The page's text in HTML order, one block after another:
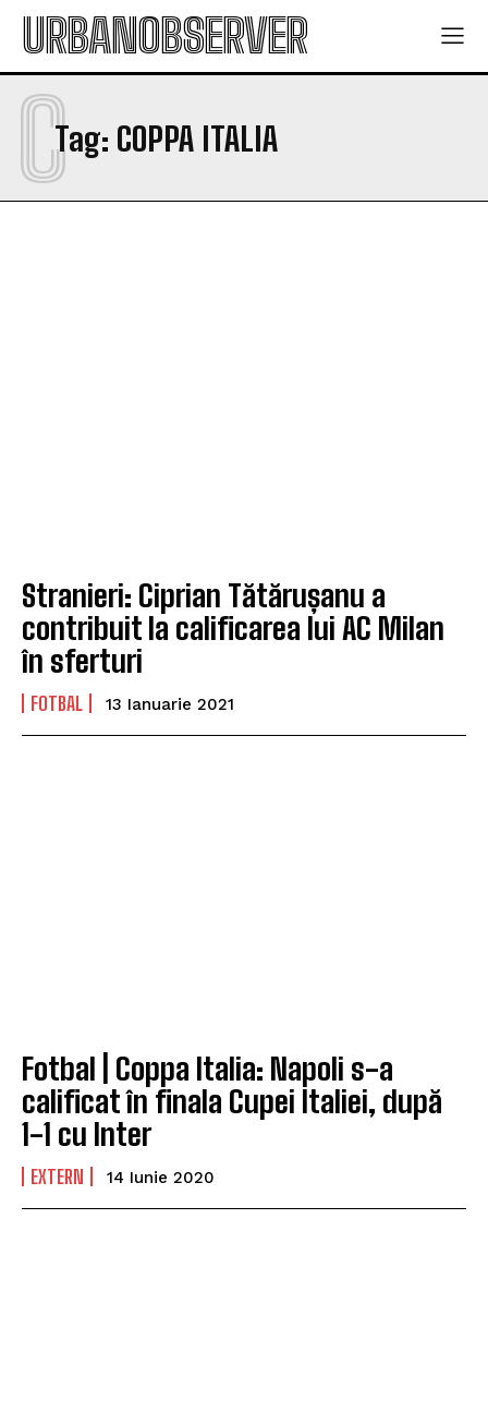
URBANOBSERVER
Tag: COPPA ITALIA
C
Stranieri: Ciprian Tătărușanu a
contribuit la calificarea lui AC Milan
în sferturi
FOTBAL 13 Ianuarie 2021
Fotbal | Coppa Italia: Napoli s-a
calificat în finala Cupei Italiei, după
1-1 cu Inter
EXTERN 14 Iunie 2020